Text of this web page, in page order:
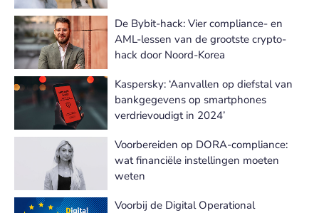
De Bybit-hack: Vier compliance- en
AML-lessen van de grootste crypto-
hack door Noord-Korea
Kaspersky: ‘Aanvallen op diefstal van
bankgegevens op smartphones
verdrievoudigt in 2024’
Voorbereiden op DORA-compliance:
wat financiële instellingen moeten
weten
Voorbij de Digital Operational